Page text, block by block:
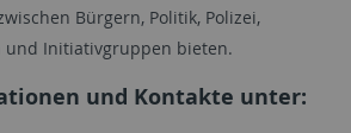
Bürgern, Politik, Polizei,
und Initiativgruppen bieten.
und Kontakte unter: